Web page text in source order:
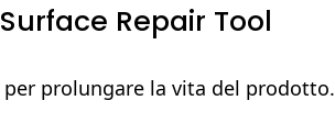
Repair Tool
prolungare la vita del prodotto.